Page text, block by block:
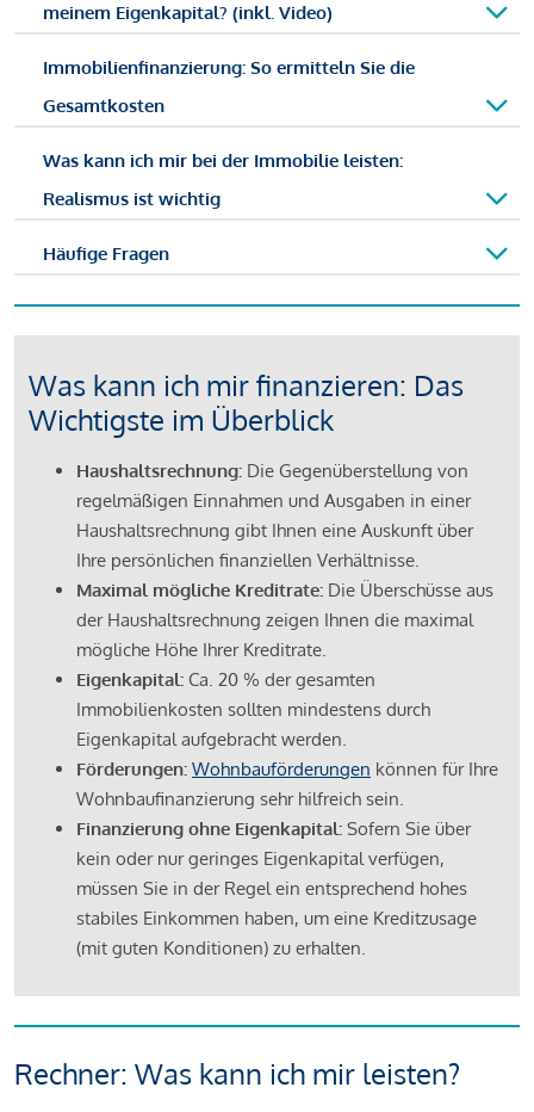
meinem Eigenkapital? (inkl. Video)
Immobilienfinanzierung: So ermitteln Sie die
Gesamtkosten
Was kann ich mir bei der Immobilie leisten:
Realismus ist wichtig
Häufige Fragen
Was kann ich mir finanzieren: Das
Wichtigste im Überblick
Haushaltsrechnung: Die Gegenüberstellung von
regelmäßigen Einnahmen und Ausgaben in einer
Haushaltsrechnung gibt Ihnen eine Auskunft über
Ihre persönlichen finanziellen Verhältnisse.
Maximal mögliche Kreditrate: Die Überschüsse aus
der Haushaltsrechnung zeigen Ihnen die maximal
mögliche Höhe Ihrer Kreditrate.
Eigenkapital: Ca. 20 % der gesamten
Immobilienkosten sollten mindestens durch
Eigenkapital aufgebracht werden.
Förderungen: Wohnbauförderungen können für Ihre
Wohnbaufinanzierung sehr hilfreich sein.
Finanzierung ohne Eigenkapital: Sofern Sie über
kein oder nur geringes Eigenkapital verfügen,
müssen Sie in der Regel ein entsprechend hohes
stabiles Einkommen haben, um eine Kreditzusage
(mit guten Konditionen) zu erhalten.
Rechner: Was kann ich mir leisten?